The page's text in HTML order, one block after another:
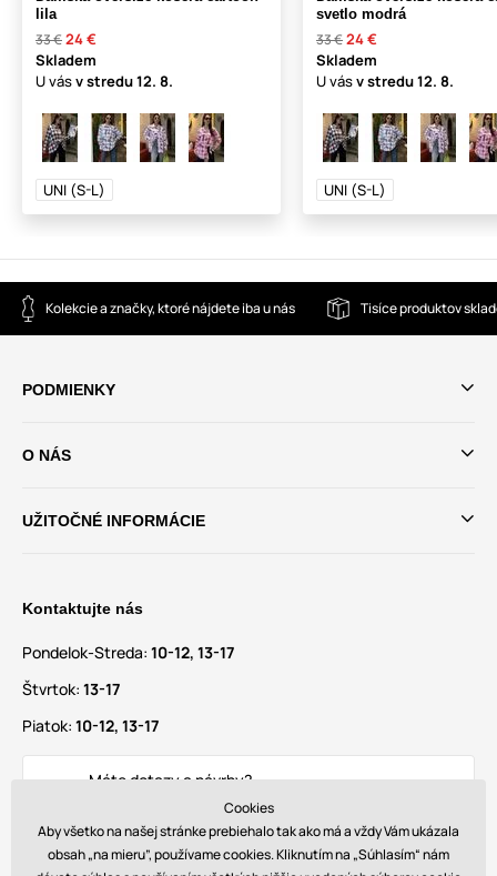
lila
33 €24 €
Skladem
U vásv stredu12. 8.
UNI (S-L)
svetlo modrá
33 €24 €
Skladem
U vásv stredu12. 8.
UNI (S-L)
Kolekcie a značky, ktoré nájdete iba u nás Tisíce produktov
PODMIENKY
O NÁS
UŽITOČNÉ INFORMÁCIE
Kontaktujte nás
Pondelok-Streda: 10-12, 13-17
Štvrtok: 13-17
Piatok: 10-12, 13-17
Máte dotazy a návrhy?
info@glamadise.sk
Nájdete nás tiež na
Cookies
Aby všetko na našej stránke prebiehalo tak ako má a vždy Vám ukázala
obsah „na mieru”, používame cookies. Kliknutím na „Súhlasím“ nám